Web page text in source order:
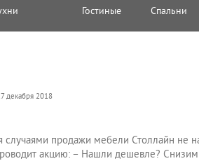
Гостиные Спальни
декабря 2018
случаями продажи мебели Столлайн
акцию: – Нашли дешевле?